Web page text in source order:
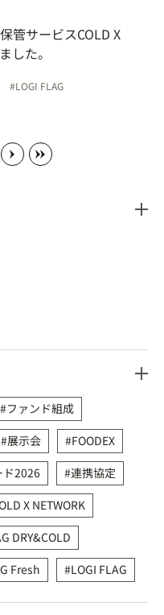
管サービスCOLD X
した。
LOGI FLAG
ファンド組成
展示会
FOODEX
ド2026
連携協定
X NETWORK
DRY&COLD
Fresh LOGI FLAG